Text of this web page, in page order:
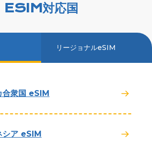
ESIM対応国
リージョナルeSIM
合衆国 eSIM
シア eSIM